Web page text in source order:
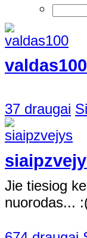
valdas100
37 draugai
Jie tiesiog
nuorodas...